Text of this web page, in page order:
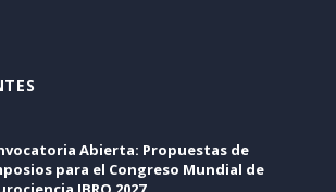
Abierta: Propuestas de
para el Congreso Mundial de